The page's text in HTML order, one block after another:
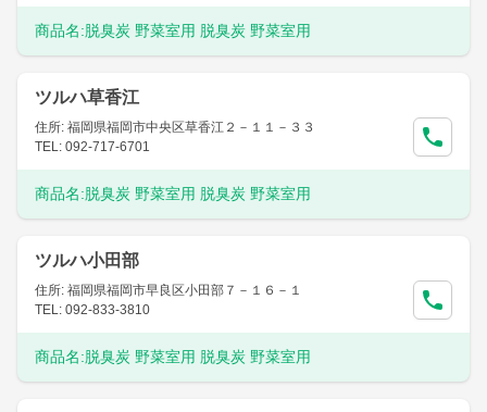
商品名:脱臭炭 野菜室用 脱臭炭 野菜室用
ツルハ草香江
住所: 福岡県福岡市中央区草香江２－１１－３３
TEL: 092-717-6701
商品名:脱臭炭 野菜室用 脱臭炭 野菜室用
ツルハ小田部
住所: 福岡県福岡市早良区小田部７－１６－１
TEL: 092-833-3810
商品名:脱臭炭 野菜室用 脱臭炭 野菜室用